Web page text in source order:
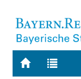
Zur
Zur